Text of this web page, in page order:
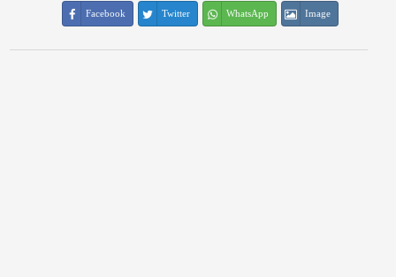
Facebook Twitter WhatsApp Image